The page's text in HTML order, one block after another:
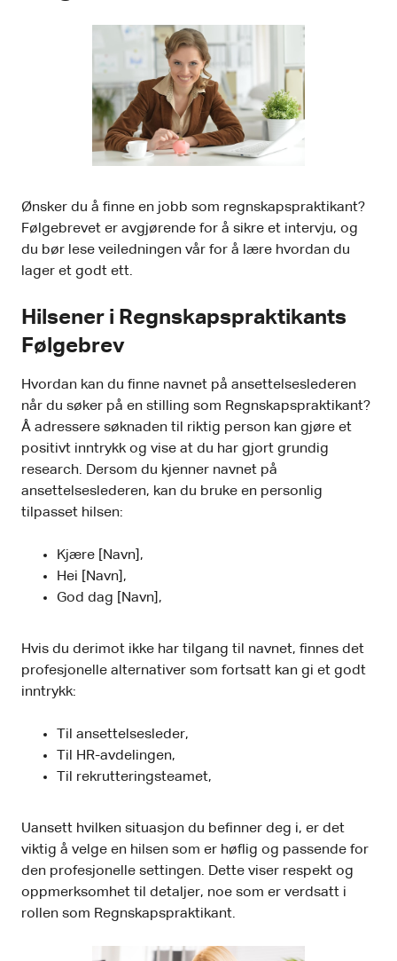
Ønsker du å finne en jobb som regnskapspraktikant?
Følgebrevet er avgjørende for å sikre et intervju, og
du bør lese veiledningen vår for å lære hvordan du
lager et godt ett.
Hilsener i Regnskapspraktikants
Følgebrev
Hvordan kan du finne navnet på ansettelseslederen
når du søker på en stilling som Regnskapspraktikant?
Å adressere søknaden til riktig person kan gjøre et
positivt inntrykk og vise at du har gjort grundig
research. Dersom du kjenner navnet på
ansettelseslederen, kan du bruke en personlig
tilpasset hilsen:
Kjære [Navn],
Hei [Navn],
God dag [Navn],
Hvis du derimot ikke har tilgang til navnet, finnes det
profesjonelle alternativer som fortsatt kan gi et godt
inntrykk:
Til ansettelsesleder,
Til HR-avdelingen,
Til rekrutteringsteamet,
Uansett hvilken situasjon du befinner deg i, er det
viktig å velge en hilsen som er høflig og passende for
den profesjonelle settingen. Dette viser respekt og
oppmerksomhet til detaljer, noe som er verdsatt i
rollen som Regnskapspraktikant.